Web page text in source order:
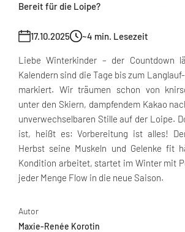
Bereit für die Loipe?
17.10.2025 ~4 min. Lesezeit
Liebe Winterkinder – der Countdown
Kalendern sind die Tage bis zum
markiert. Wir träumen schon von
unter den Skiern, dampfendem Kakao
unverwechselbaren Stille auf der Loipe.
ist, heißt es: Vorbereitung ist alles!
Herbst seine Muskeln und Gelenke fit
Kondition arbeitet, startet im Winter mit
jeder Menge Flow in die neue Saison.
Autor
Maxie-Renée Korotin